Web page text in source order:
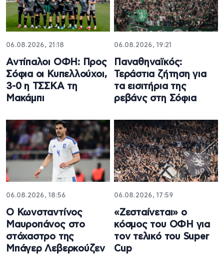
06.08.2026, 21:18
Αντίπαλοι ΟΦΗ: Προς
Σόφια οι Κυπελλούχοι,
3-0 η ΤΣΣΚΑ τη
Μακάμπι
06.08.2026, 19:21
Παναθηναϊκός:
Τεράστια ζήτηση για
τα εισιτήρια της
ρεβάνς στη Σόφια
06.08.2026, 18:56
Ο Κωνσταντίνος
Μαυροπάνος στο
στόχαστρο της
Μπάγερ Λεβερκούζεν
06.08.2026, 17:59
«Ζεσταίνεται» ο
κόσμος του ΟΦΗ για
τον τελικό του Super
Cup